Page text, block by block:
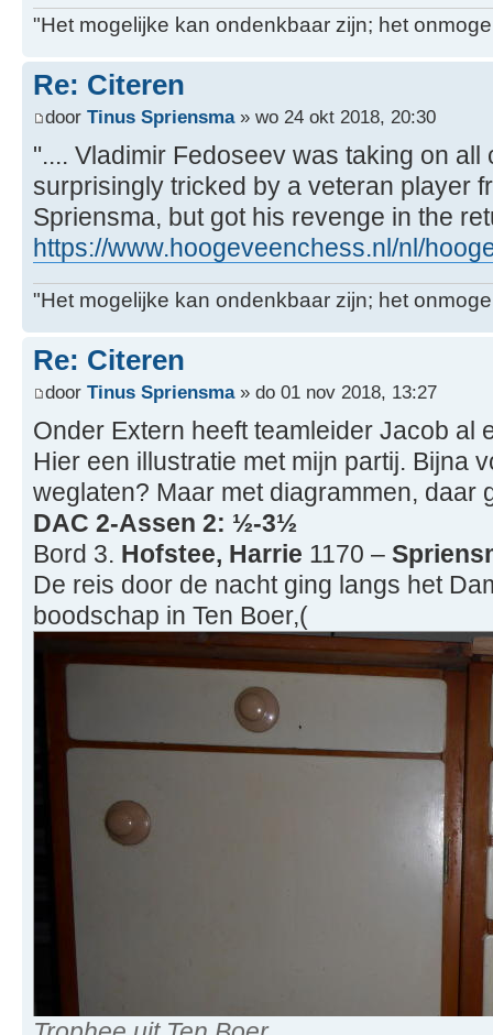
"Het mogelijke kan ondenkbaar zijn; het
Re: Citeren
door Tinus Spriensma» wo 24 okt 2018, 20:30
".... Vladimir Fedoseev was taking on all
surprisingly tricked by a veteran player
Spriensma, but got his revenge in the
https://www.hoogeveenchess.nl/nl/
"Het mogelijke kan ondenkbaar zijn; het
Re: Citeren
door Tinus Spriensma» do 01 nov 2018, 13:27
Onder Extern heeft teamleider Jacob al
Hier een illustratie met mijn partij. Bijna
weglaten? Maar met diagrammen, daar
DAC 2-Assen 2: ½-3½
Bord 3. Hofstee, Harrie 1170 –
De reis door de nacht ging langs het
boodschap in Ten Boer,(